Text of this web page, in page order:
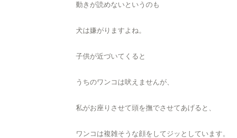
動きが読めないというのも
犬は嫌がりますよね。
子供が近づいてくると
うちのワンコは吠えませんが、
私がお座りさせて頭を撫でさせてあげると、
ワンコは複雑そうな顔をしてジッとしています。